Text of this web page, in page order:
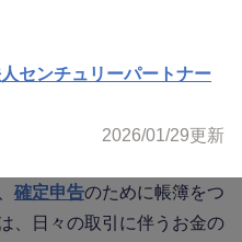
センチュリーパートナー
2026/01/29更新
確定申告のために帳簿をつ
、日々の取引に伴うお金の